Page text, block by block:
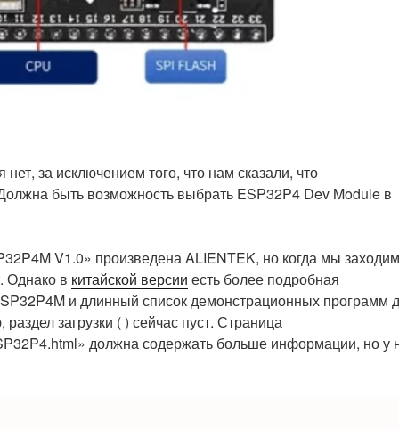
за исключением того, что нам сказали, что
быть возможность выбрать ESP32P4 Dev Module в
V1.0» произведена ALIENTEK, но когда мы заходим
Однако в китайской версии есть более подробная
и длинный список демонстрационных программ
загрузки ( ) сейчас пуст. Страница
должна содержать больше информации, но у